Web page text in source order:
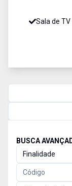
Sala de TV
BUSCA
Finalidade